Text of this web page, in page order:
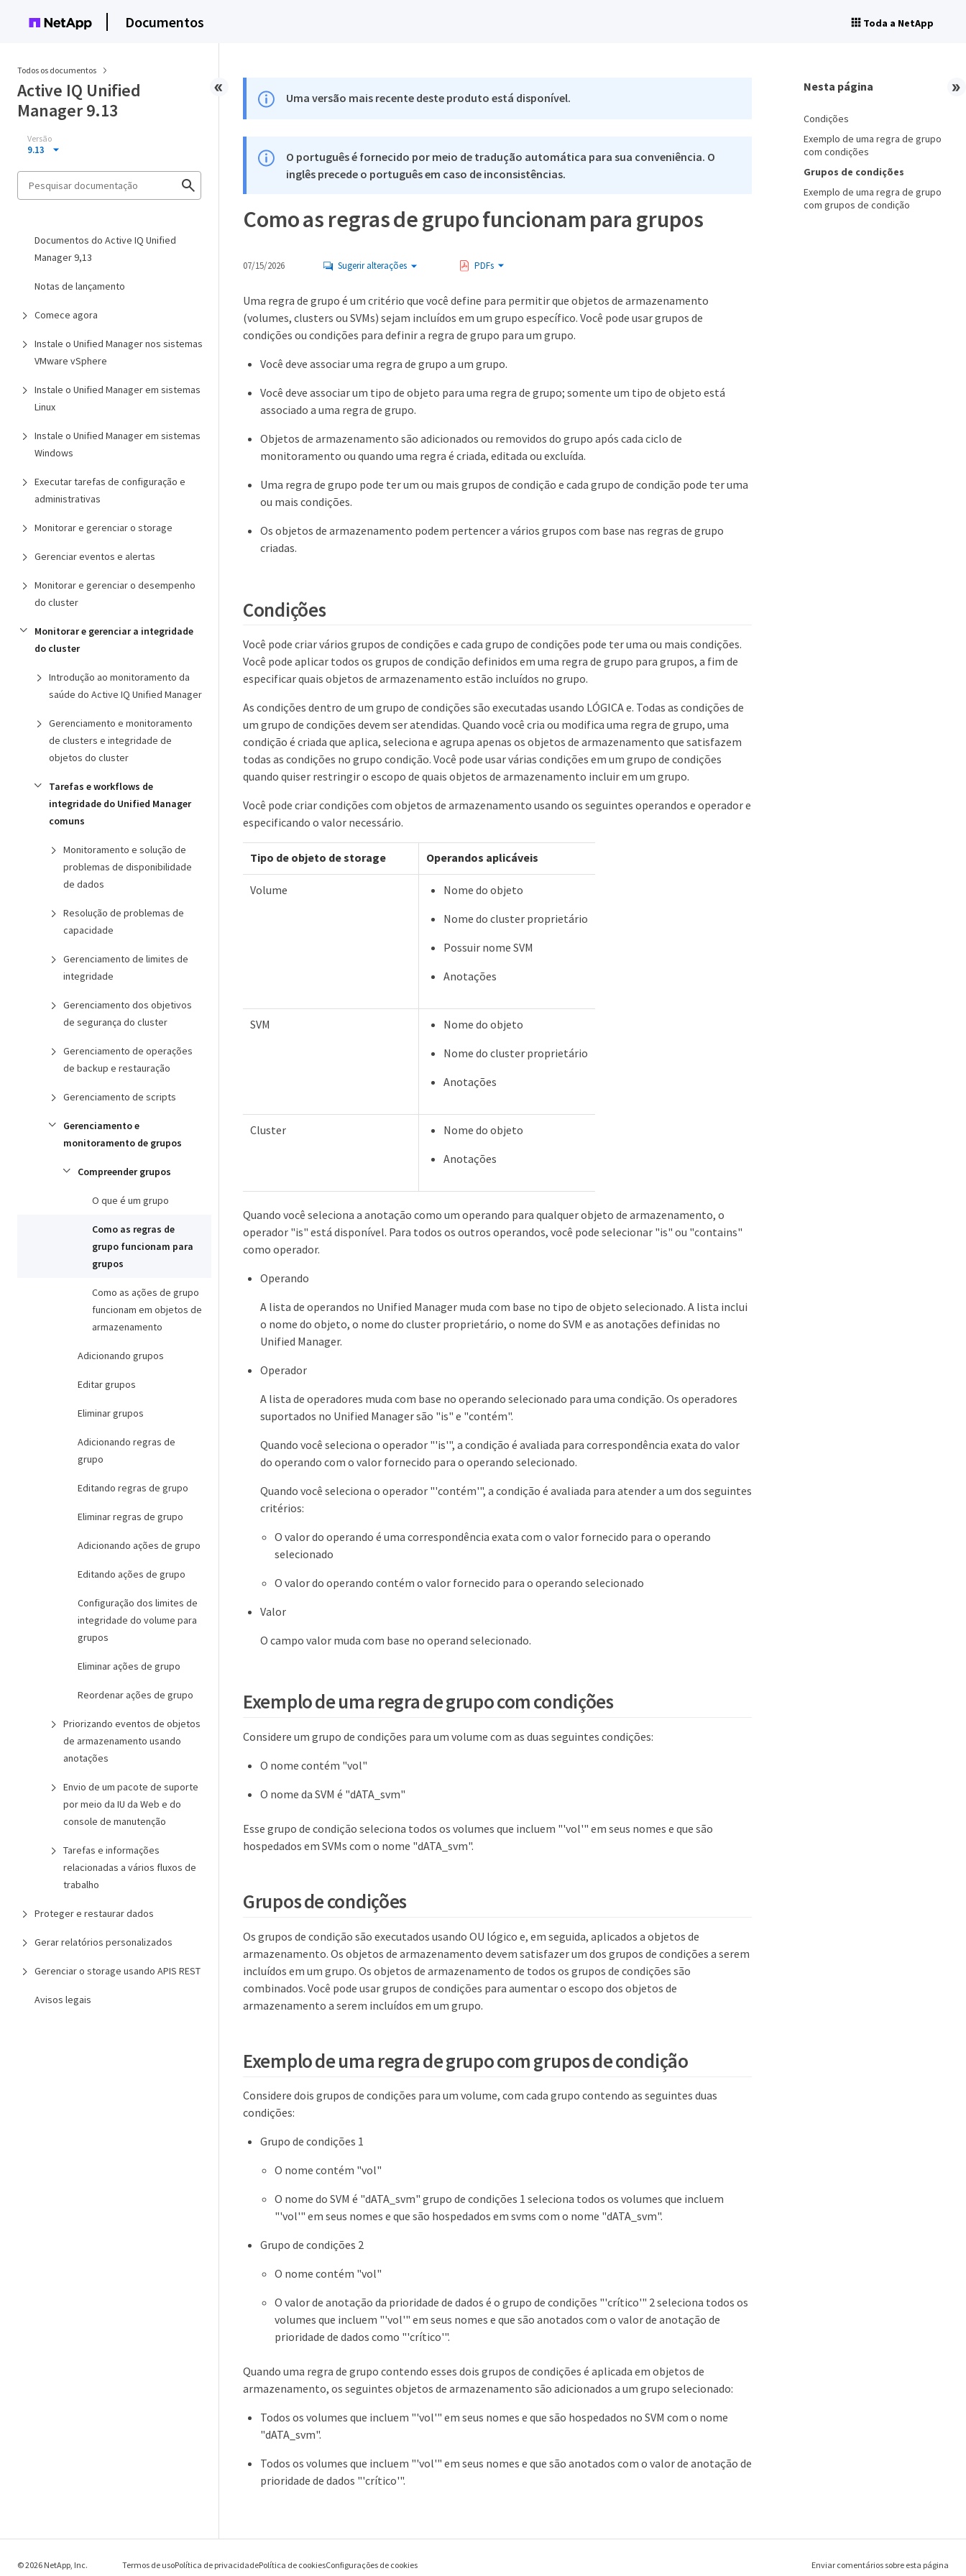
Documentos Toda a NetApp
Todos os documentos
Active IQ Unified
Manager 9.13
Versão
9.13
Documentos do Active IQ Unified
Manager 9,13
Notas de lançamento
Comece agora
Instale o Unified Manager nos sistemas
VMware vSphere
Instale o Unified Manager em sistemas
Linux
Instale o Unified Manager em sistemas
Windows
Executar tarefas de configuração e
administrativas
Monitorar e gerenciar o storage
Gerenciar eventos e alertas
Monitorar e gerenciar o desempenho
do cluster
Monitorar e gerenciar a integridade
do cluster
Introdução ao monitoramento da
saúde do Active IQ Unified Manager
Gerenciamento e monitoramento
de clusters e integridade de
objetos do cluster
Tarefas e workflows de
integridade do Unified Manager
comuns
Monitoramento e solução de
problemas de disponibilidade
de dados
Resolução de problemas de
capacidade
Gerenciamento de limites de
integridade
Gerenciamento dos objetivos
de segurança do cluster
Gerenciamento de operações
de backup e restauração
Gerenciamento de scripts
Gerenciamento e
monitoramento de grupos
Compreender grupos
O que é um grupo
Como as regras de
grupo funcionam para
grupos
Como as ações de grupo
funcionam em objetos de
armazenamento
Adicionando grupos
Editar grupos
Eliminar grupos
Adicionando regras de
grupo
Editando regras de grupo
Eliminar regras de grupo
Adicionando ações de grupo
Editando ações de grupo
Configuração dos limites de
integridade do volume para
grupos
Eliminar ações de grupo
Reordenar ações de grupo
Priorizando eventos de objetos
de armazenamento usando
anotações
Envio de um pacote de suporte
por meio da IU da Web e do
console de manutenção
Tarefas e informações
relacionadas a vários fluxos de
trabalho
Proteger e restaurar dados
Gerar relatórios personalizados
Gerenciar o storage usando APIS REST
Avisos legais
Uma versão mais recente deste produto está disponível.
O português é fornecido por meio de tradução automática para sua conveniência. O
inglês precede o português em caso de inconsistências.
Como as regras de grupo funcionam para grupos
07/15/2026 Sugerir alterações PDFs
Uma regra de grupo é um critério que você define para permitir que objetos de armazenamento
(volumes, clusters ou SVMs) sejam incluídos em um grupo específico. Você pode usar grupos de
condições ou condições para definir a regra de grupo para um grupo.
Você deve associar uma regra de grupo a um grupo.
Você deve associar um tipo de objeto para uma regra de grupo; somente um tipo de objeto está
associado a uma regra de grupo.
Objetos de armazenamento são adicionados ou removidos do grupo após cada ciclo de
monitoramento ou quando uma regra é criada, editada ou excluída.
Uma regra de grupo pode ter um ou mais grupos de condição e cada grupo de condição pode ter uma
ou mais condições.
Os objetos de armazenamento podem pertencer a vários grupos com base nas regras de grupo
criadas.
Condições
Você pode criar vários grupos de condições e cada grupo de condições pode ter uma ou mais condições.
Você pode aplicar todos os grupos de condição definidos em uma regra de grupo para grupos, a fim de
especificar quais objetos de armazenamento estão incluídos no grupo.
As condições dentro de um grupo de condições são executadas usando LÓGICA e. Todas as condições de
um grupo de condições devem ser atendidas. Quando você cria ou modifica uma regra de grupo, uma
condição é criada que aplica, seleciona e agrupa apenas os objetos de armazenamento que satisfazem
todas as condições no grupo condição. Você pode usar várias condições em um grupo de condições
quando quiser restringir o escopo de quais objetos de armazenamento incluir em um grupo.
Você pode criar condições com objetos de armazenamento usando os seguintes operandos e operador e
especificando o valor necessário.
Tipo de objeto de storage Operandos aplicáveis
Volume
Nome do objeto
Nome do cluster proprietário
Possuir nome SVM
Anotações
SVM
Nome do objeto
Nome do cluster proprietário
Anotações
Cluster
Nome do objeto
Anotações
Quando você seleciona a anotação como um operando para qualquer objeto de armazenamento, o
operador "is" está disponível. Para todos os outros operandos, você pode selecionar "is" ou "contains"
como operador.
Operando
A lista de operandos no Unified Manager muda com base no tipo de objeto selecionado. A lista inclui
o nome do objeto, o nome do cluster proprietário, o nome do SVM e as anotações definidas no
Unified Manager.
Operador
A lista de operadores muda com base no operando selecionado para uma condição. Os operadores
suportados no Unified Manager são "is" e "contém".
Quando você seleciona o operador "'is'", a condição é avaliada para correspondência exata do valor
do operando com o valor fornecido para o operando selecionado.
Quando você seleciona o operador "'contém'", a condição é avaliada para atender a um dos seguintes
critérios:
O valor do operando é uma correspondência exata com o valor fornecido para o operando
selecionado
O valor do operando contém o valor fornecido para o operando selecionado
Valor
O campo valor muda com base no operand selecionado.
Exemplo de uma regra de grupo com condições
Considere um grupo de condições para um volume com as duas seguintes condições:
O nome contém "vol"
O nome da SVM é "dATA_svm"
Esse grupo de condição seleciona todos os volumes que incluem "'vol'" em seus nomes e que são
hospedados em SVMs com o nome "dATA_svm".
Grupos de condições
Os grupos de condição são executados usando OU lógico e, em seguida, aplicados a objetos de
armazenamento. Os objetos de armazenamento devem satisfazer um dos grupos de condições a serem
incluídos em um grupo. Os objetos de armazenamento de todos os grupos de condições são
combinados. Você pode usar grupos de condições para aumentar o escopo dos objetos de
armazenamento a serem incluídos em um grupo.
Exemplo de uma regra de grupo com grupos de condição
Considere dois grupos de condições para um volume, com cada grupo contendo as seguintes duas
condições:
Grupo de condições 1
O nome contém "vol"
O nome do SVM é "dATA_svm" grupo de condições 1 seleciona todos os volumes que incluem
"'vol'" em seus nomes e que são hospedados em svms com o nome "dATA_svm".
Grupo de condições 2
O nome contém "vol"
O valor de anotação da prioridade de dados é o grupo de condições "'crítico'" 2 seleciona todos os
volumes que incluem "'vol'" em seus nomes e que são anotados com o valor de anotação de
prioridade de dados como "'crítico'".
Quando uma regra de grupo contendo esses dois grupos de condições é aplicada em objetos de
armazenamento, os seguintes objetos de armazenamento são adicionados a um grupo selecionado:
Todos os volumes que incluem "'vol'" em seus nomes e que são hospedados no SVM com o nome
"dATA_svm".
Todos os volumes que incluem "'vol'" em seus nomes e que são anotados com o valor de anotação de
prioridade de dados "'crítico'".
Nesta página
Condições
Exemplo de uma regra de grupo
com condições
Grupos de condições
Exemplo de uma regra de grupo
com grupos de condição
© 2026 NetApp, Inc. Termos de usoPolítica de privacidadePolítica de cookiesConfigurações de cookies Enviar comentários sobre esta página